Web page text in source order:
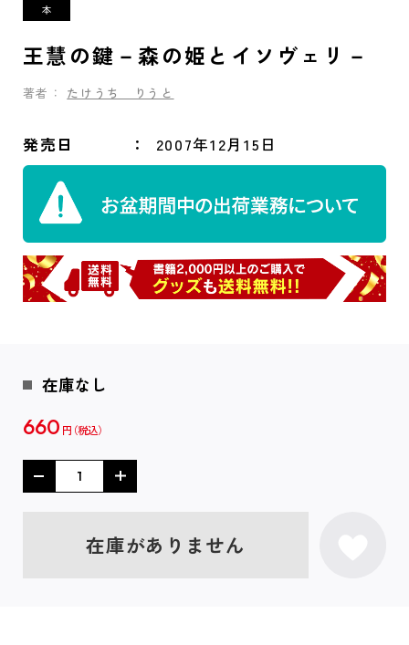
王慧の鍵－森の姫とイソヴェリ－
著者： たけうち りうと
発売日 2007年12月15日
在庫なし
660 円
在庫がありません